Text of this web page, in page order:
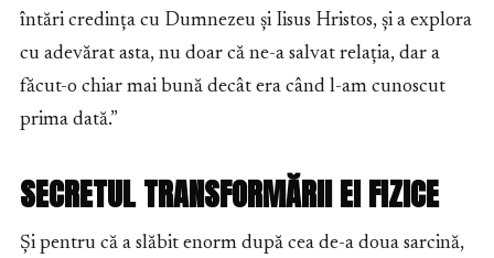
întări credința cu Dumnezeu și Iisus Hristos, și a explora
cu adevărat asta, nu doar că ne-a salvat relația, dar a
făcut-o chiar mai bună decât era când l-am cunoscut
prima dată.”
SECRETUL TRANSFORMĂRII EI FIZICE
Și pentru că a slăbit enorm după cea de-a doua sarcină,